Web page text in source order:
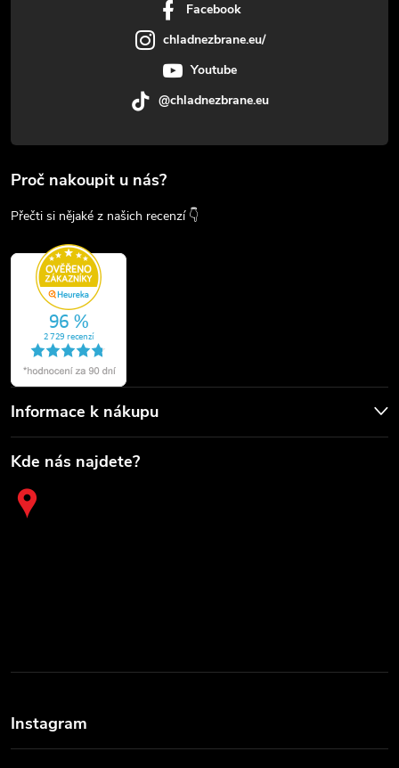
Facebook
chladnezbrane.eu/
Youtube
@chladnezbrane.eu
Proč nakoupit u nás?
Přečti si nějaké z našich recenzí 👇
Informace k nákupu
Kde nás najdete?
Instagram